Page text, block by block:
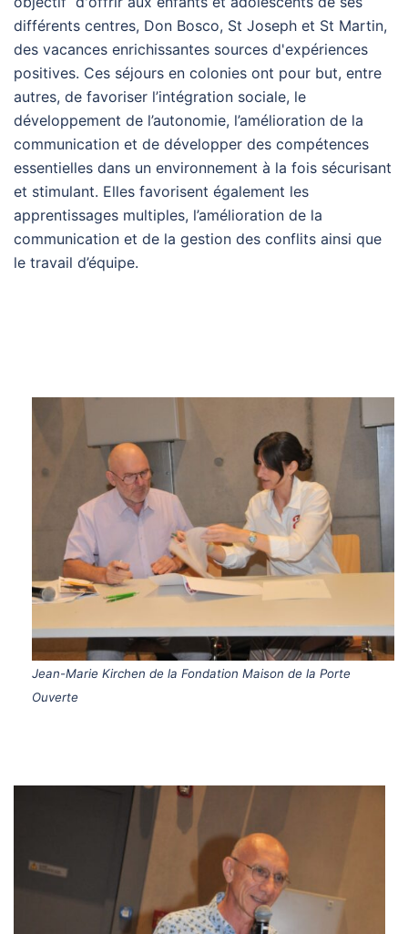
différents centres, Don Bosco, St Joseph et St Martin,
des vacances enrichissantes sources d'expériences
positives. Ces séjours en colonies ont pour but, entre
autres, de favoriser l’intégration sociale, le
développement de l’autonomie, l’amélioration de la
communication et de développer des compétences
essentielles dans un environnement à la fois sécurisant
et stimulant. Elles favorisent également les
apprentissages multiples, l’amélioration de la
communication et de la gestion des conflits ainsi que
le travail d’équipe.
Jean-Marie Kirchen de la Fondation Maison de la Porte
Ouverte